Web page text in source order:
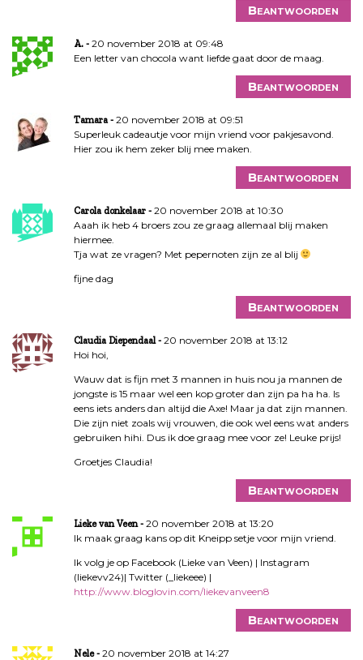
Beantwoorden
A.
20 november 2018 at 09:48
Een letter van chocola want liefde gaat door de maag.
Beantwoorden
Tamara
20 november 2018 at 09:51
Superleuk cadeautje voor mijn vriend voor pakjesavond.
Hier zou ik hem zeker blij mee maken.
Beantwoorden
Carola donkelaar
20 november 2018 at 10:30
Aaah ik heb 4 broers zou ze graag allemaal blij maken
hiermee.
Tja wat ze vragen? Met pepernoten zijn ze al blij
fijne dag
Beantwoorden
Claudia Diependaal
20 november 2018 at 13:12
Hoi hoi,
Wauw dat is fijn met 3 mannen in huis nou ja mannen de
jongste is 15 maar wel een kop groter dan zijn pa ha ha. Is
eens iets anders dan altijd die Axe! Maar ja dat zijn mannen.
Die zijn niet zoals wij vrouwen, die ook wel eens wat anders
gebruiken hihi. Dus ik doe graag mee voor ze! Leuke prijs!
Groetjes Claudia!
Beantwoorden
Lieke van Veen
20 november 2018 at 13:20
Ik maak graag kans op dit Kneipp setje voor mijn vriend.
Ik volg je op Facebook (Lieke van Veen) | Instagram
(liekevv24)| Twitter (_liekeee) |
http://www.bloglovin.com/liekevanveen8
Beantwoorden
Nele
20 november 2018 at 14:27